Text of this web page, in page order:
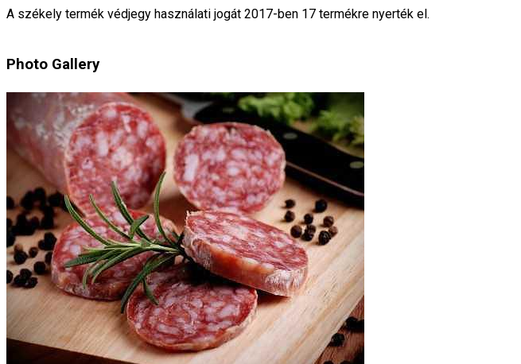
A székely termék védjegy használati jogát 2017-ben 17 termékre nyerték el.
Photo Gallery